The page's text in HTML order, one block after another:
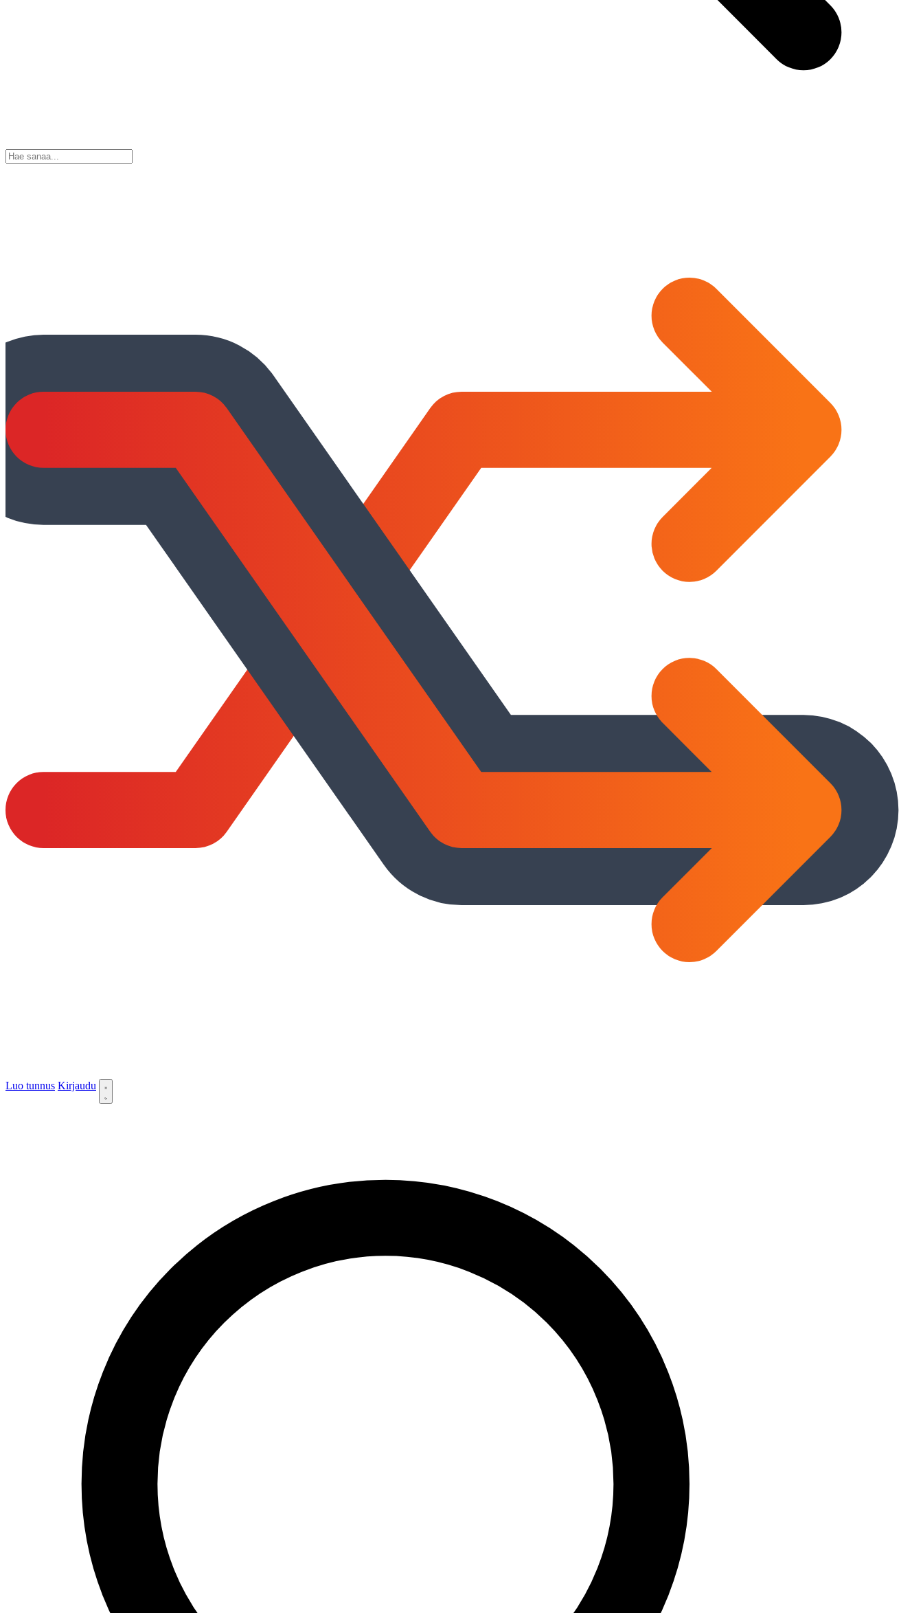
Luo tunnus Kirjaudu